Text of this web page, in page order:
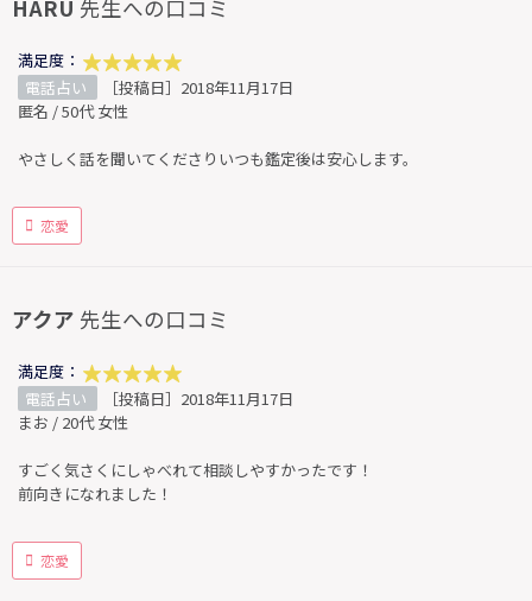
HARU 先生への口コミ
満足度：
電話占い
［投稿日］2018年11月17日
匿名 / 50代 女性
やさしく話を聞いてくださりいつも鑑定後は安心します。
恋愛
アクア 先生への口コミ
満足度：
電話占い
［投稿日］2018年11月17日
まお / 20代 女性
すごく気さくにしゃべれて相談しやすかったです！
前向きになれました！
恋愛